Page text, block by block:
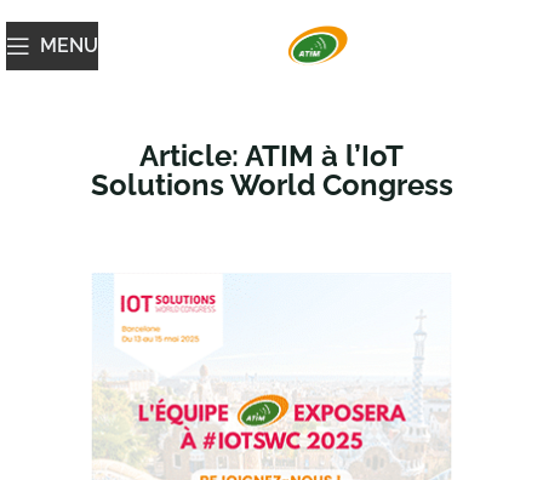
MENU
Article: ATIM à l’IoT
Solutions World Congress